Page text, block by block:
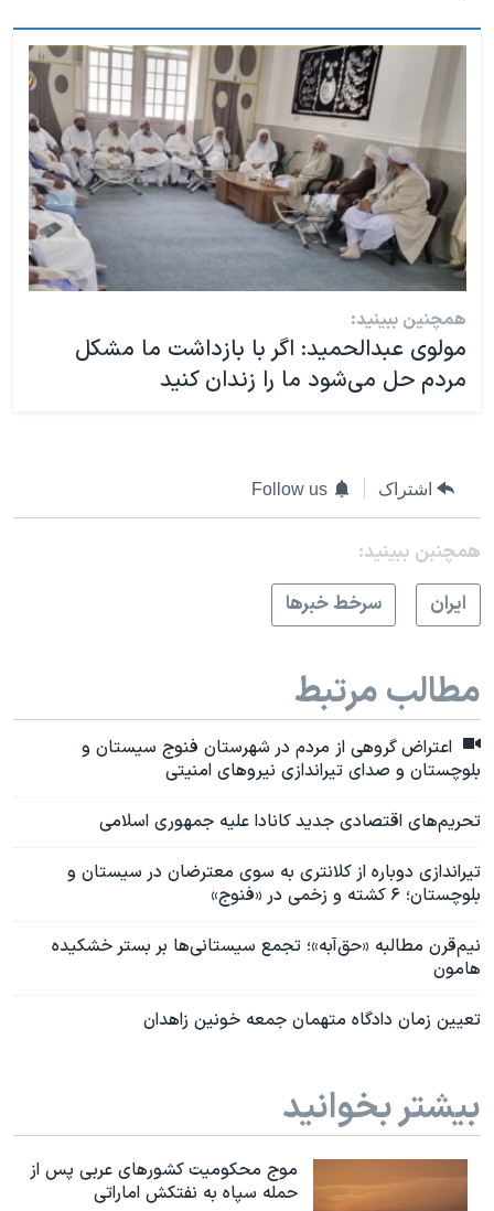
همچنین ببینید:
مولوی عبدالحمید: اگر با بازداشت ما مشکل
مردم حل می‌شود ما را زندان کنید
اشتراک Follow us
همچنبن ببینید:
ايران
سرخط خبرها
مطالب مرتبط
اعتراض گروهی از مردم در شهرستان فنوج سیستان و
بلوچستان و صدای تیراندازی نیروهای امنیتی
تحریم‌های اقتصادی جدید کانادا علیه جمهوری اسلامی
تیراندازی دوباره از کلانتری به سوی معترضان در سیستان و
بلوچستان؛ ۶ کشته و زخمی در «فنوج»
نیم‌قرن مطالبه «حق‌آبه»؛ تجمع سیستانی‌ها بر بستر ‌خشکیده
هامون
تعیین زمان دادگاه متهمان جمعه خونین زاهدان
بیشتر بخوانید
موج محکومیت کشورهای عربی پس از
حمله سپاه به نفتکش اماراتی